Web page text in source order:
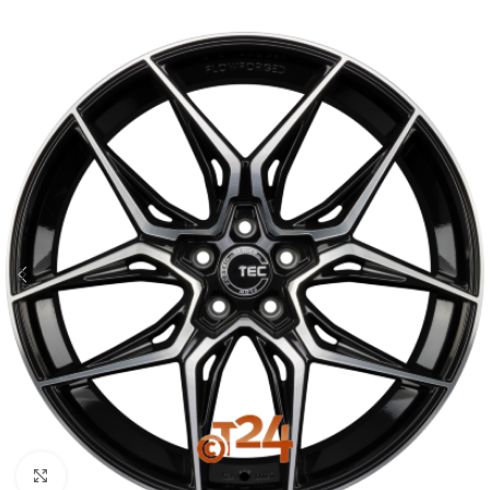
Zum Vergrößern klicken